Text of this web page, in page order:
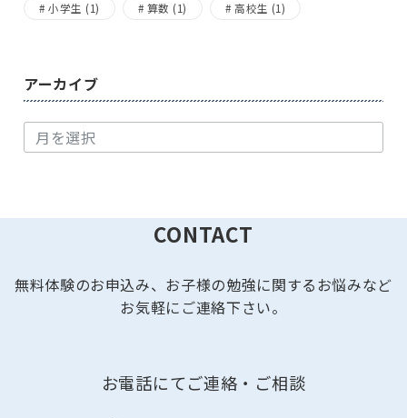
小学生 (1) 算数 (1) 高校生 (1)
アーカイブ
ー
CONTACT
無料体験のお申込み、お子様の勉強に関するお悩みなど
お気軽にご連絡下さい。
お電話にてご連絡・ご相談